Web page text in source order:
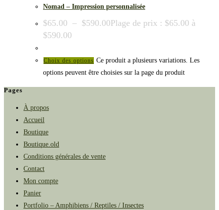
Nomad – Impression personnalisée
$65.00 – $590.00Plage de prix : $65.00 à
$590.00
Choix des options Ce produit a plusieurs variations. Les
options peuvent être choisies sur la page du produit
Pages
À propos
Accueil
Boutique
Boutique.old
Conditions générales de vente
Contact
Mon compte
Panier
Portfolio – Amphibiens / Reptiles / Insectes